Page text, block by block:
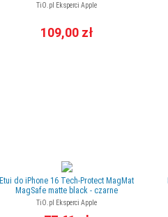
TiO.pl Eksperci Apple
109,00 zł
Etui do iPhone 16 Tech-Protect MagMat
MagSafe matte black - czarne
TiO.pl Eksperci Apple